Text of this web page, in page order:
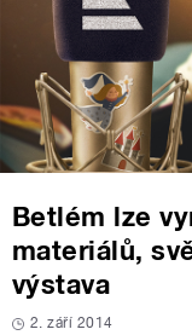
Betlém lze
materiálů,
výstava
2. září 2014